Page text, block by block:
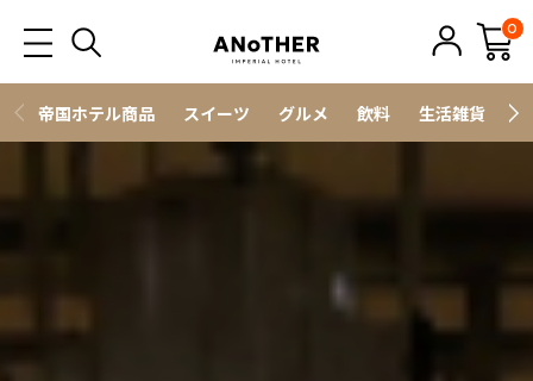
0
帝国ホテル商品 スイーツ グルメ 飲料 生活雑貨